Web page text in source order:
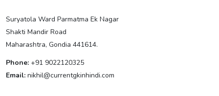
Suryatola Ward Parmatma Ek Nagar
Shakti Mandir Road
Maharashtra, Gondia 441614.
Phone: +91 9022120325
Email: nikhil@currentgkinhindi.com